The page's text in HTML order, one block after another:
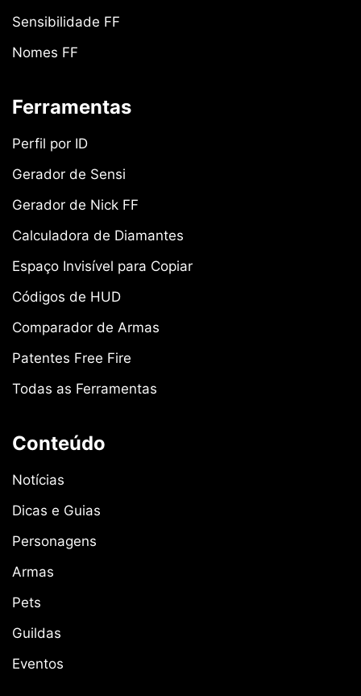
Sensibilidade FF
Nomes FF
Ferramentas
Perfil por ID
Gerador de Sensi
Gerador de Nick FF
Calculadora de Diamantes
Espaço Invisível para Copiar
Códigos de HUD
Comparador de Armas
Patentes Free Fire
Todas as Ferramentas
Conteúdo
Notícias
Dicas e Guias
Personagens
Armas
Pets
Guildas
Eventos